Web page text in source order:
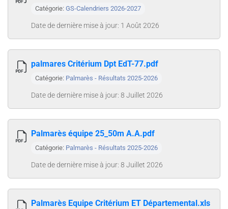
Catégorie: GS-Calendriers 2026-2027
Date de dernière mise à jour: 1 Août 2026
palmares Critérium Dpt EdT-77.pdf
Catégorie: Palmarès - Résultats 2025-2026
Date de dernière mise à jour: 8 Juillet 2026
Palmarès équipe 25_50m A.A.pdf
Catégorie: Palmarès - Résultats 2025-2026
Date de dernière mise à jour: 8 Juillet 2026
Palmarès Equipe Critérium ET Départemental.xls